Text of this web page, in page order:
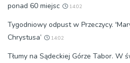
ponad 60 miejsc
14:02
Tygodniowy odpust w Przeczycy.
Chrystusa’
14:02
Tłumy na Sądeckiej Górze Tabor. W